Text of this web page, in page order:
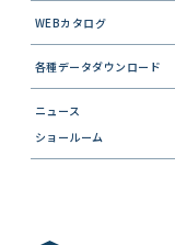
WEBカタログ
各種データダウンロード
ニュース
ショールーム